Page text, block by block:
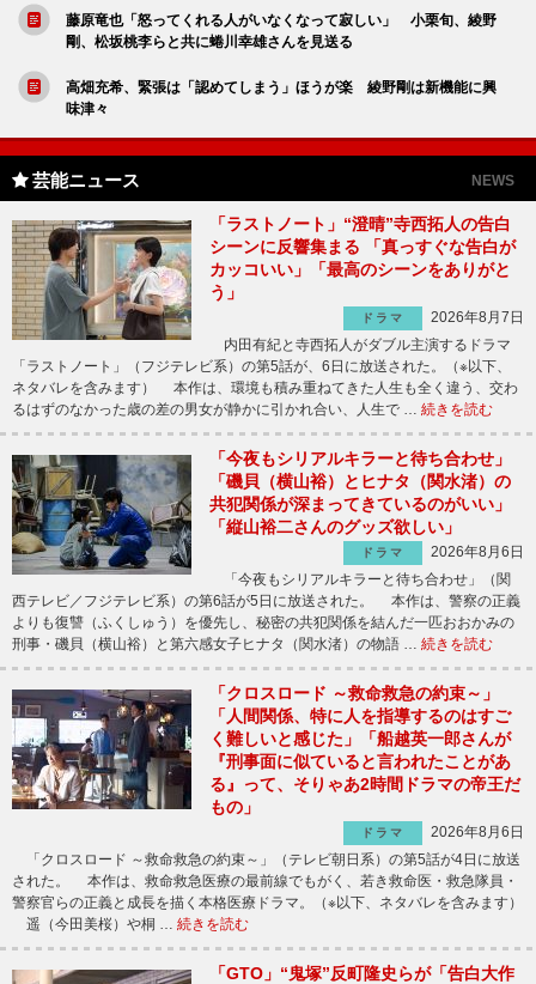
藤原竜也「怒ってくれる人がいなくなって寂しい」 小栗旬、綾野
剛、松坂桃李らと共に蜷川幸雄さんを見送る
高畑充希、緊張は「認めてしまう」ほうが楽 綾野剛は新機能に興
味津々
芸能ニュース NEWS
「ラストノート」“澄晴”寺西拓人の告白
シーンに反響集まる 「真っすぐな告白が
カッコいい」「最高のシーンをありがと
う」
ドラマ
2026年8月7日
内田有紀と寺西拓人がダブル主演するドラマ
「ラストノート」（フジテレビ系）の第5話が、6日に放送された。（※以下、
ネタバレを含みます） 本作は、環境も積み重ねてきた人生も全く違う、交わ
るはずのなかった歳の差の男女が静かに引かれ合い、人生で … 続きを読む
「今夜もシリアルキラーと待ち合わせ」
「磯貝（横山裕）とヒナタ（関水渚）の
共犯関係が深まってきているのがいい」
「縦山裕二さんのグッズ欲しい」
ドラマ
2026年8月6日
「今夜もシリアルキラーと待ち合わせ」（関
西テレビ／フジテレビ系）の第6話が5日に放送された。 本作は、警察の正義
よりも復讐（ふくしゅう）を優先し、秘密の共犯関係を結んだ一匹おおかみの
刑事・磯貝（横山裕）と第六感女子ヒナタ（関水渚）の物語 … 続きを読む
「クロスロード ～救命救急の約束～」
「人間関係、特に人を指導するのはすご
く難しいと感じた」「船越英一郎さんが
『刑事面に似ていると言われたことがあ
る』って、そりゃあ2時間ドラマの帝王だ
もの」
ドラマ
2026年8月6日
「クロスロード ～救命救急の約束～」（テレビ朝日系）の第5話が4日に放送
された。 本作は、救命救急医療の最前線でもがく、若き救命医・救急隊員・
警察官らの正義と成長を描く本格医療ドラマ。（※以下、ネタバレを含みます）
遥（今田美桜）や桐 … 続きを読む
「GTO」“鬼塚”反町隆史らが「告白大作